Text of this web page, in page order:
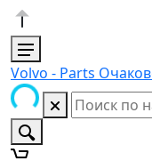
Volvo - Parts